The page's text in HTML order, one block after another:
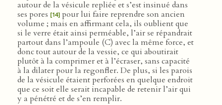
autour de la vésicule repliée et s’est insinué dans
ses pores [14] pour lui faire reprendre son ancien
volume ; mais en affirmant cela, ils oublient que
si le verre était ainsi perméable, l’air se répandrait
partout dans l’ampoule (C) avec la même force, et
donc tout autour de la vessie, ce qui aboutirait
plutôt à la comprimer et à l’écraser, sans capacité
à la dilater pour la regonfler. De plus, si les parois
de la vésicule étaient perforées en quelque endroit
que ce soit elle serait incapable de retenir l’air qui
y a pénétré et de s’en remplir.